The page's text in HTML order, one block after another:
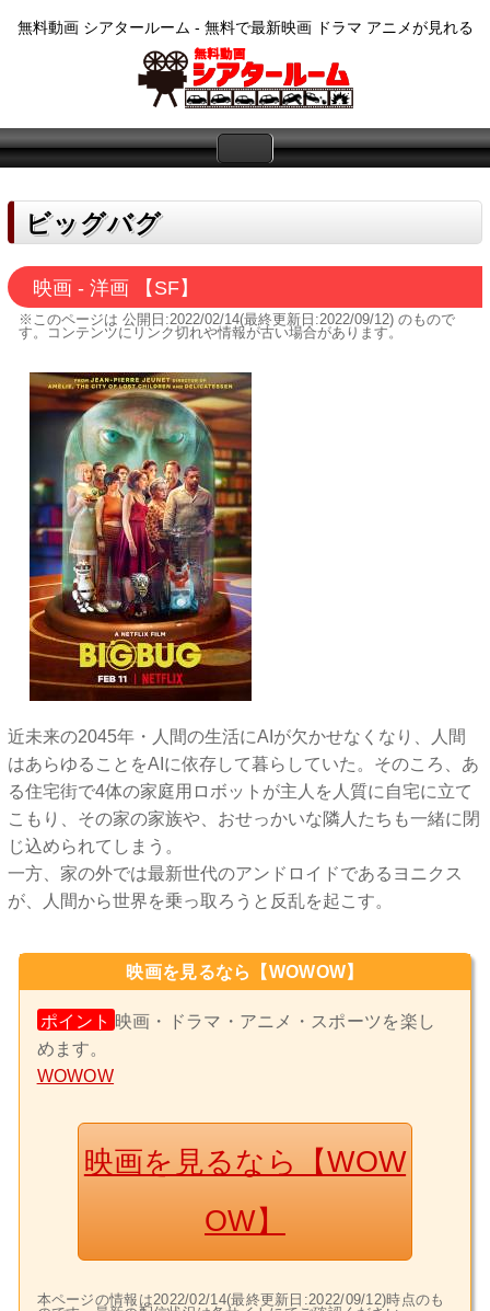
無料動画 シアタールーム - 無料で最新映画 ドラマ アニメが見れる
ビッグバグ
映画 - 洋画 【SF】
※このページは 公開日:2022/02/14(最終更新日:2022/09/12)のもので
す。コンテンツにリンク切れや情報が古い場合があります。
近未来の2045年・人間の生活にAIが欠かせなくなり、人間
はあらゆることをAIに依存して暮らしていた。そのころ、あ
る住宅街で4体の家庭用ロボットが主人を人質に自宅に立て
こもり、その家の家族や、おせっかいな隣人たちも一緒に閉
じ込められてしまう。
一方、家の外では最新世代のアンドロイドであるヨニクス
が、人間から世界を乗っ取ろうと反乱を起こす。
映画を見るなら【WOWOW】
ポイント 映画・ドラマ・アニメ・スポーツを楽し
めます。
WOWOW
映画を見るなら【WOW
OW】
本ページの情報は2022/02/14(最終更新日:2022/09/12)時点のも